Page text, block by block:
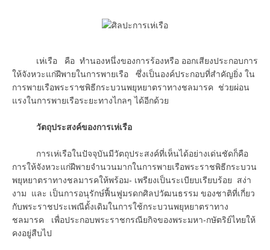
เห่เรือ คือ ทำนองหนึ่งของการร้องหรือ ออกเสียงประกอบการ
ให้จังหวะแก่ฝีพายในการพายเรือ ซึ่งเป็นองค์ประกอบที่สำคัญยิ่ง ใน
การพายเรือพระราชพิธีกระบวนพยุหยาตราทางชลมารค ช่วยผ่อน
แรงในการพายเรือระยะทางไกลๆ ได้อีกด้วย
วัตถุประสงค์ของการเห่เรือ
การเห่เรือในปัจจุบันมีวัตถุประสงค์ที่เห็นได้อย่างเด่นชัดก็คือ
การให้จังหวะแก่ฝีพายจำนวนมากในการพายเรือพระราชพิธีกระบวน
พยุหยาตราทางชลมารคให้พร้อม- เพรียงเป็นระเบียบเรียบร้อย สง่า
งาม และ เป็นการอนุรักษ์ฟื้นฟูมรดกศิลปวัฒนธรรม ของชาติที่เกี่ยว
กับพระราชประเพณีดั้งเดิมในการใช้กระบวนพยุหยาตราทาง
ชลมารค เพื่อประกอบพระราชกรณียกิจของพระมหา-กษัตริย์ไทยให้
คงอยู่สืบไป